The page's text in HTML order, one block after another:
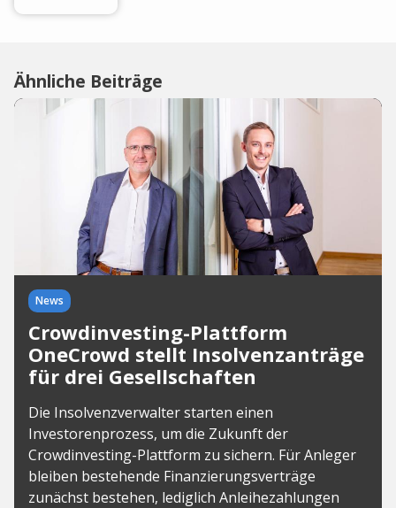
Ähnliche Beiträge
News
Crowdinvesting-Plattform
OneCrowd stellt Insolvenzanträge
für drei Gesellschaften
Die Insolvenzverwalter starten einen
Investorenprozess, um die Zukunft der
Crowdinvesting-Plattform zu sichern. Für Anleger
bleiben bestehende Finanzierungsverträge
zunächst bestehen, lediglich Anleihezahlungen